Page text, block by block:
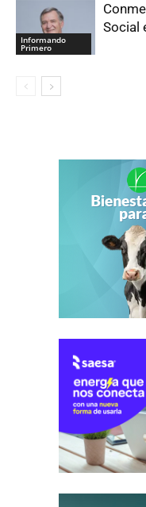
Informando
Primero
Social